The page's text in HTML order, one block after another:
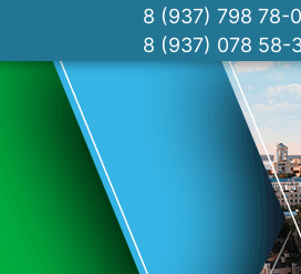
8 (937) 798 78-
8 (937) 078 58-